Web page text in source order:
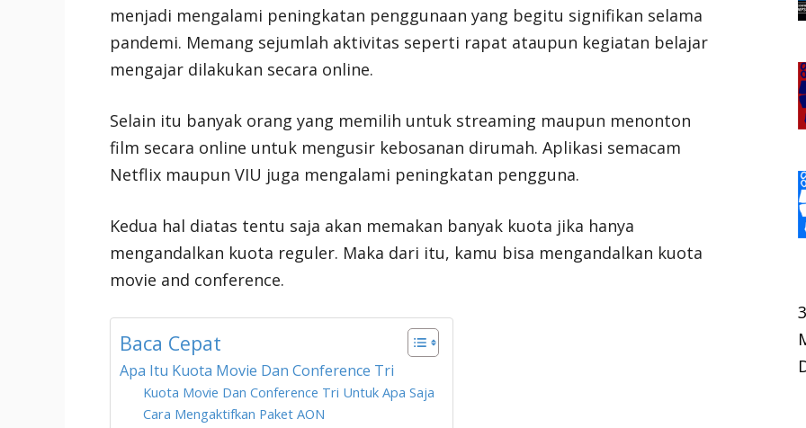
menjadi mengalami peningkatan penggunaan yang begitu signifikan selama
pandemi. Memang sejumlah aktivitas seperti rapat ataupun kegiatan belajar
mengajar dilakukan secara online.
Selain itu banyak orang yang memilih untuk streaming maupun menonton
film secara online untuk mengusir kebosanan dirumah. Aplikasi semacam
Netflix maupun VIU juga mengalami peningkatan pengguna.
Kedua hal diatas tentu saja akan memakan banyak kuota jika hanya
mengandalkan kuota reguler. Maka dari itu, kamu bisa mengandalkan kuota
movie and conference.
Baca Cepat
Apa Itu Kuota Movie Dan Conference Tri
Kuota Movie Dan Conference Tri Untuk Apa Saja
Cara Mengaktifkan Paket AON